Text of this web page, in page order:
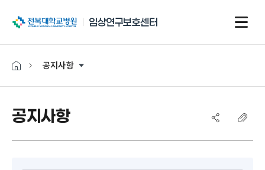
전북대학교병원
임상연구보호센터
공지사항
공지사항